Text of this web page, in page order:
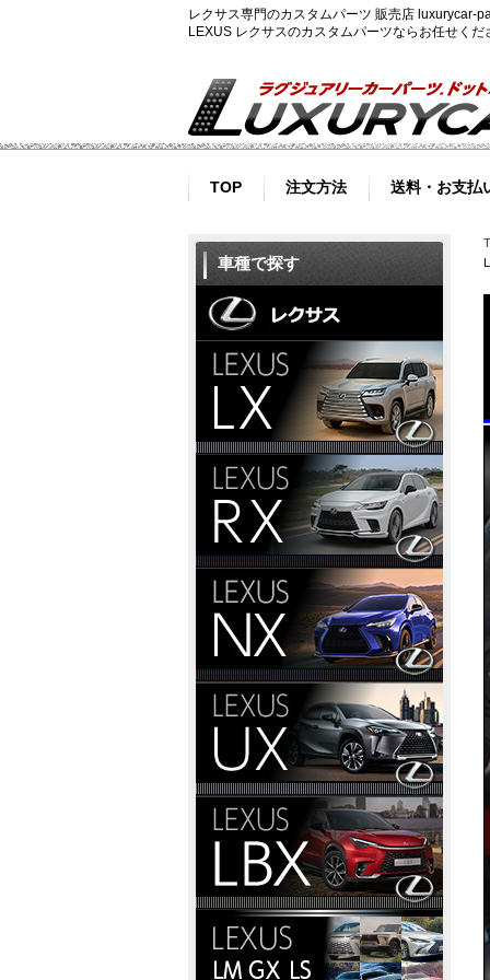
レクサス専門のカスタムパーツ 販売店 luxurycar-
LEXUS レクサスのカスタムパーツならお任せく
TOP 注文方法 送料・お支払
車種で探す